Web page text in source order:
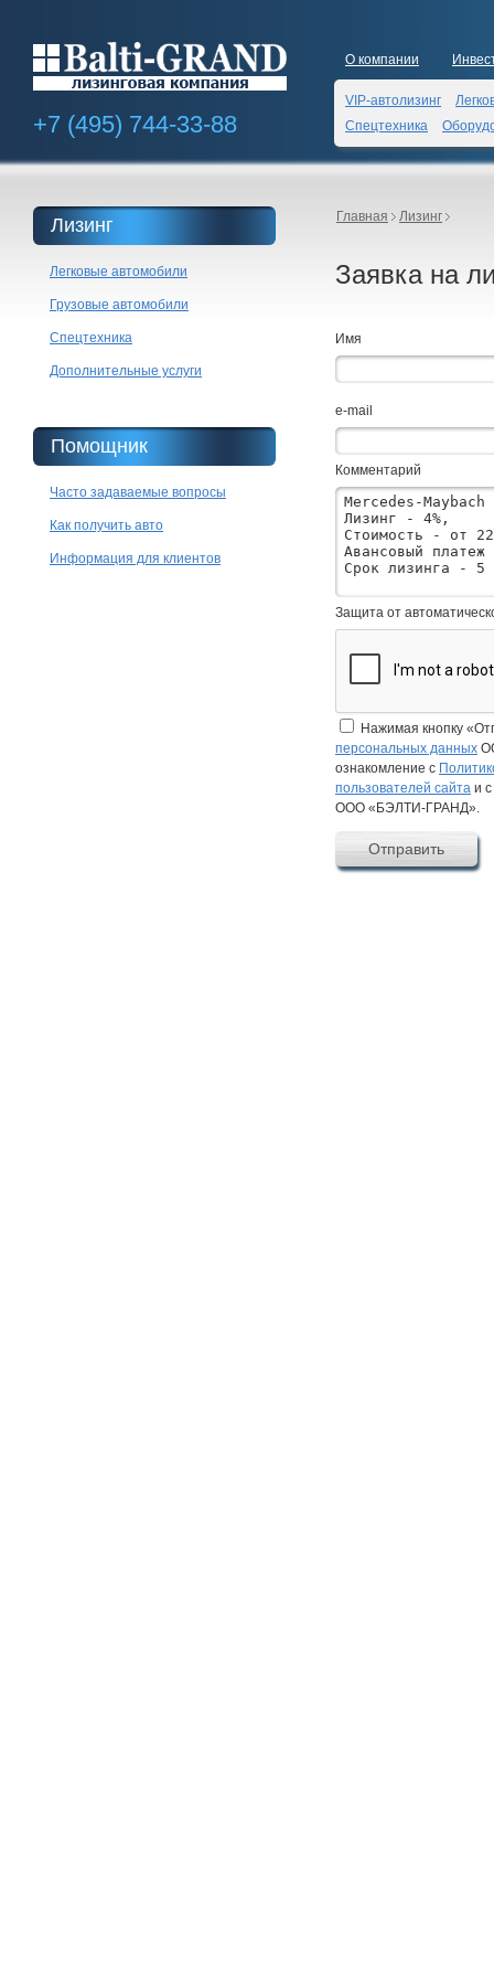
О компании
VIP-автолизинг
Спецтехника
+7 (495) 744-33-88
Главная Лизинг
Заявка на
Имя
e-mail
Комментарий
Защита от
Нажимая кнопку
персональных данных
ознакомление с
пользователей сайта и с
ООО «БЭЛТИ-ГРАНД».
Лизинг
Легковые автомобили
Грузовые автомобили
Спецтехника
Дополнительные услуги
Помощник
Часто задаваемые вопросы
Как получить авто
Информация для клиентов